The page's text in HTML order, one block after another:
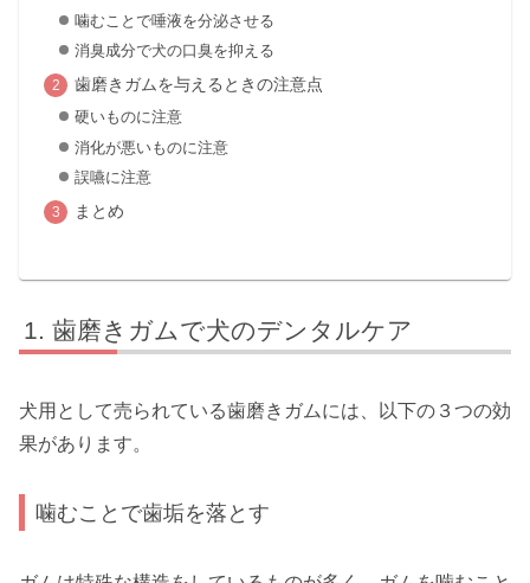
噛むことで唾液を分泌させる
消臭成分で犬の口臭を抑える
歯磨きガムを与えるときの注意点
硬いものに注意
消化が悪いものに注意
誤嚥に注意
まとめ
歯磨きガムで犬のデンタルケア
犬用として売られている歯磨きガムには、以下の３つの効
果があります。
噛むことで歯垢を落とす